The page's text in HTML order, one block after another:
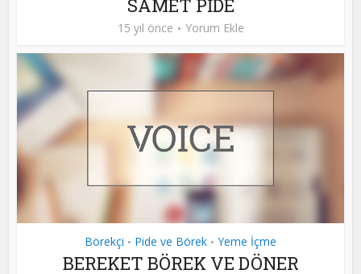
SAMET PİDE
15 yıl önce Yorum Ekle
Börekçi • Pide ve Börek • Yeme İçme
BEREKET BÖREK VE DÖNER